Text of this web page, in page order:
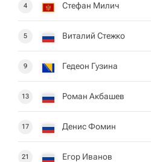
4 Стефан Милич
5 Виталий Стежко
9 Гедеон Гузина
13 Роман Акбашев
17 Денис Фомин
21 Егор Иванов